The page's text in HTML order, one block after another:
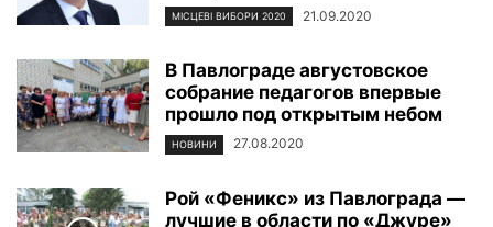
МІСЦЕВІ ВИБОРИ 2020 21.09.2020
В Павлограде августовское
собрание педагогов впервые
прошло под открытым небом
НОВИНИ 27.08.2020
Рой «Феникс» из Павлограда —
лучшие в области по «Джуре»